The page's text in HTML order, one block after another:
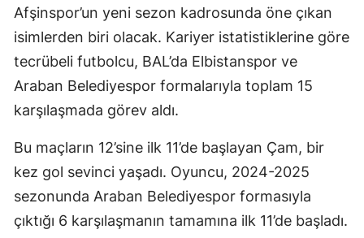
Afşinspor’un yeni sezon kadrosunda öne çıkan
isimlerden biri olacak. Kariyer istatistiklerine göre
tecrübeli futbolcu, BAL’da Elbistanspor ve
Araban Belediyespor formalarıyla toplam 15
karşılaşmada görev aldı.
Bu maçların 12’sine ilk 11’de başlayan Çam, bir
kez gol sevinci yaşadı. Oyuncu, 2024-2025
sezonunda Araban Belediyespor formasıyla
çıktığı 6 karşılaşmanın tamamına ilk 11’de başladı.